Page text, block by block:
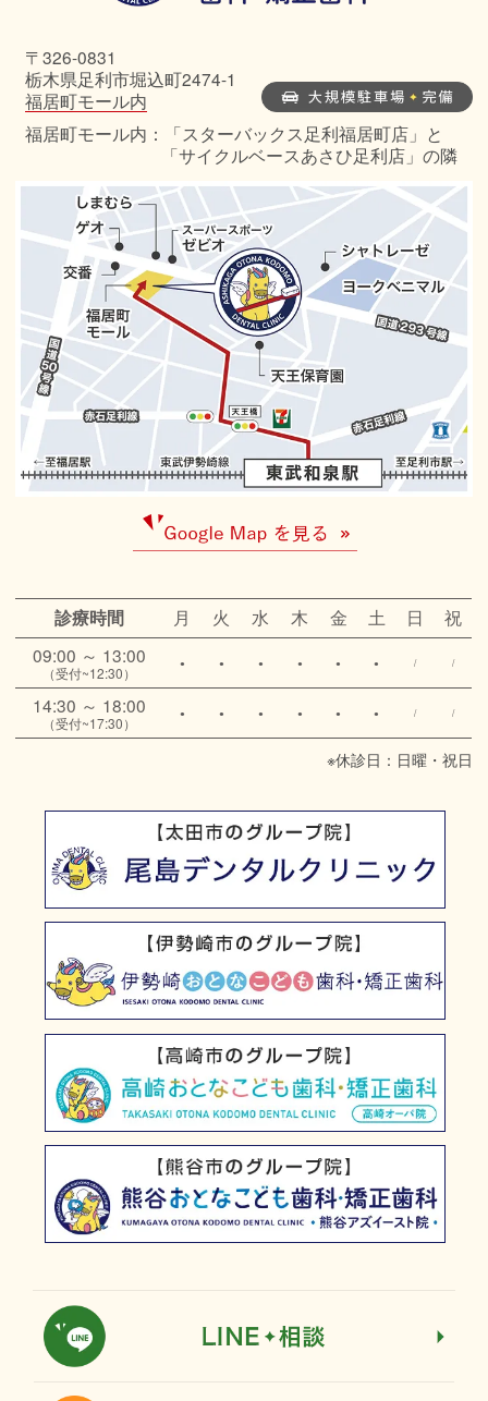
〒326-0831
栃木県足利市堀込町2474-1
福居町モール内
福居町モール内：「スターバックス足利福居町店」と
「サイクルベースあさひ足利店」の隣
診療時間 月 火 水 木 金 土 日
祝
09:00 ～ 13:00
（受付~12:30）
● ● ● ● ● ● / /
14:30 ～ 18:00
（受付~17:30）
● ● ● ● ● ● / /
※休診日：日曜・祝日